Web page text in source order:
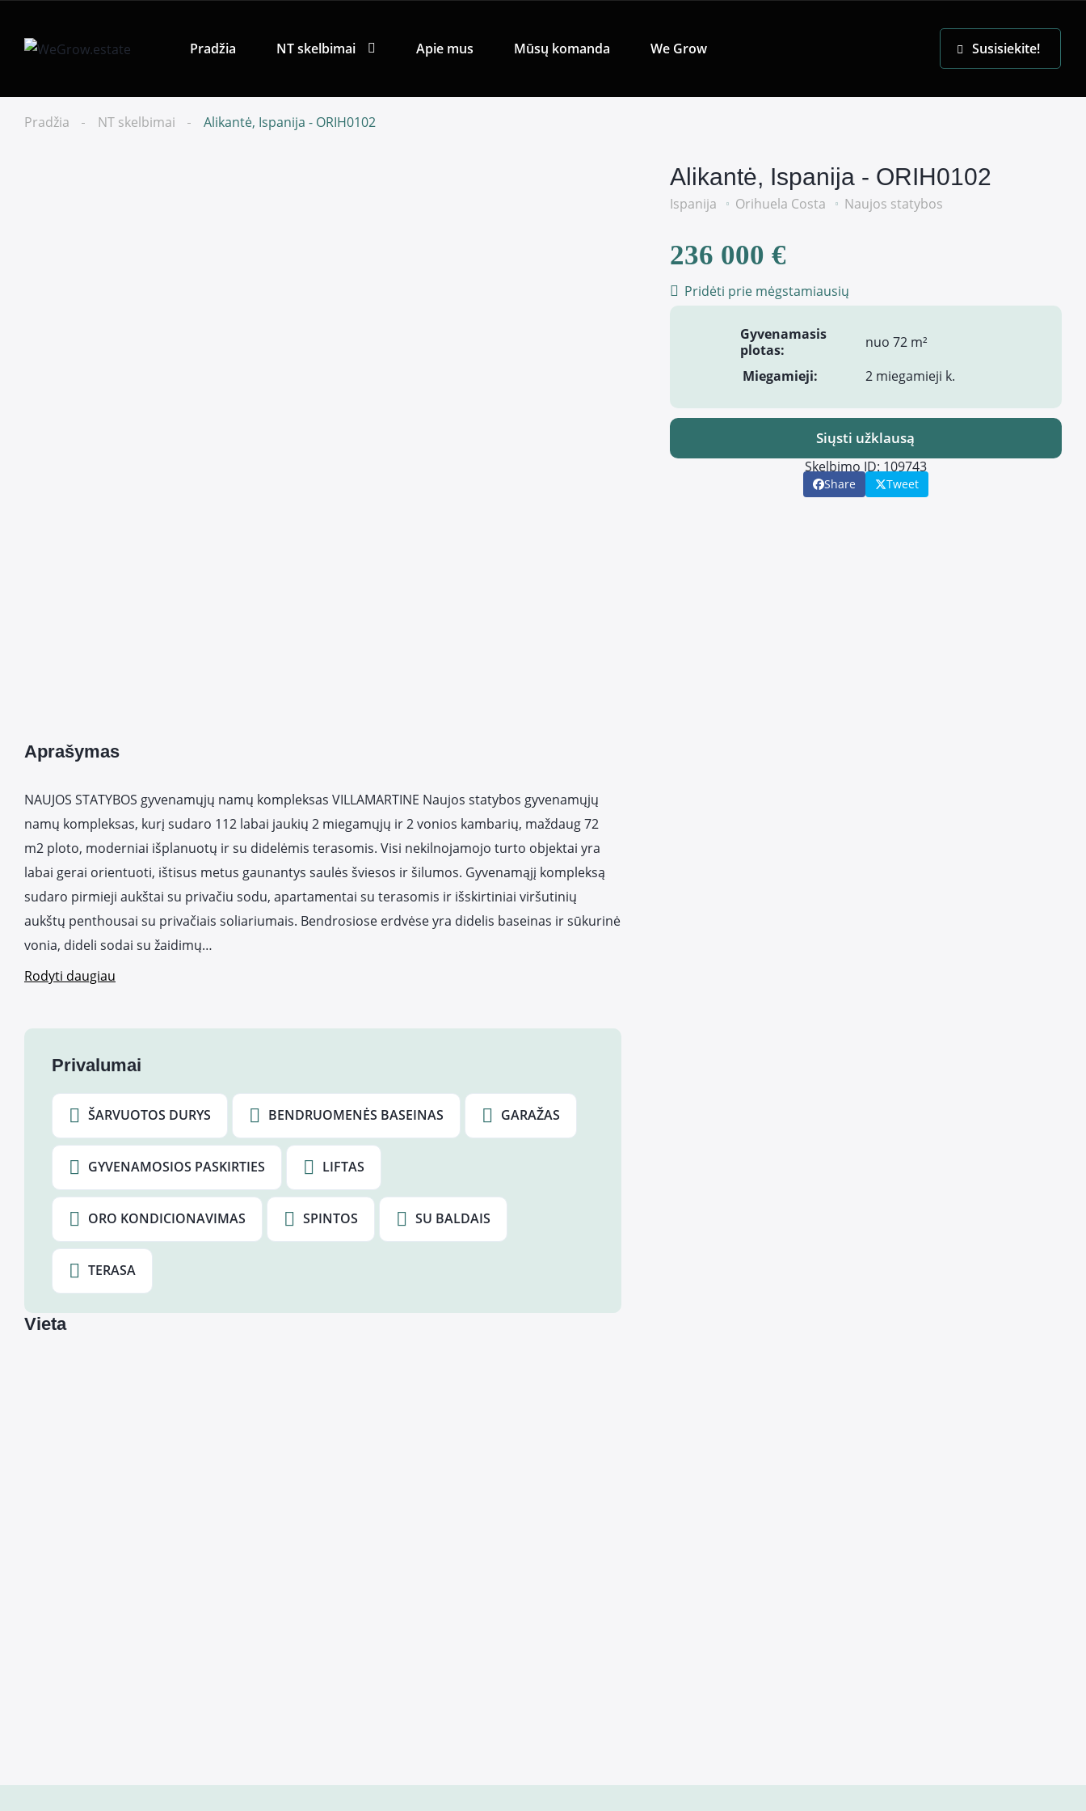
Pradžia NT skelbimai Apie mus Mūsų komanda We Grow Susisiekite!
Pradžia NT skelbimai Alikantė, Ispanija - ORIH0102
Aprašymas
NAUJOS STATYBOS gyvenamųjų namų kompleksas VILLAMARTINE Naujos statybos gyvenamųjų
namų kompleksas, kurį sudaro 112 labai jaukių 2 miegamųjų ir 2 vonios kambarių, maždaug 72
m2 ploto, moderniai išplanuotų ir su didelėmis terasomis. Visi nekilnojamojo turto objektai yra
labai gerai orientuoti, ištisus metus gaunantys saulės šviesos ir šilumos. Gyvenamąjį kompleksą
sudaro pirmieji aukštai su privačiu sodu, apartamentai su terasomis ir išskirtiniai viršutinių
aukštų penthousai su privačiais soliariumais. Bendrosiose erdvėse yra didelis baseinas ir sūkurinė
vonia, dideli sodai su žaidimų…
Rodyti daugiau
Privalumai
ŠARVUOTOS DURYS BENDRUOMENĖS BASEINAS GARAŽAS
GYVENAMOSIOS PASKIRTIES LIFTAS
ORO KONDICIONAVIMAS SPINTOS SU BALDAIS
TERASA
Vieta
Alikantė, Ispanija - ORIH0102
Ispanija Orihuela Costa Naujos statybos
236 000 €
Pridėti prie mėgstamiausių
Gyvenamasis
plotas:
nuo 72 m²
Miegamieji:
2 miegamieji k.
Siųsti užklausą
Skelbimo ID: 109743
Share Tweet